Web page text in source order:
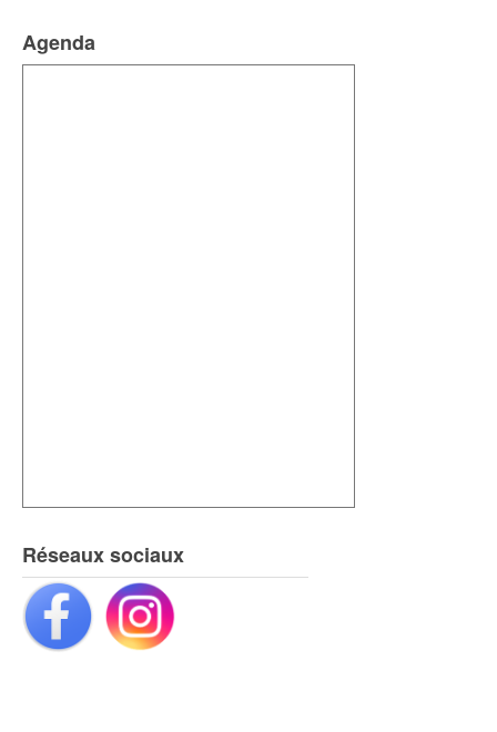
Agenda
Réseaux sociaux